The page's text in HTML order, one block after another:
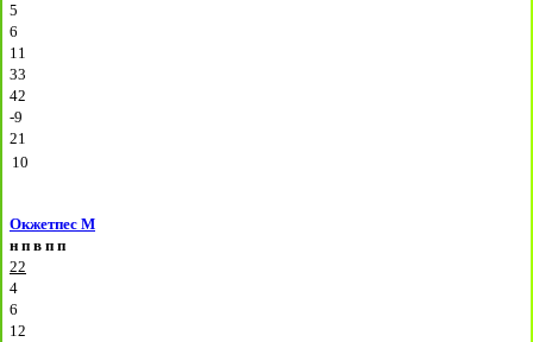
5
6
11
33
42
-9
21
10
Окжетпес М
н п в п п
22
4
6
12